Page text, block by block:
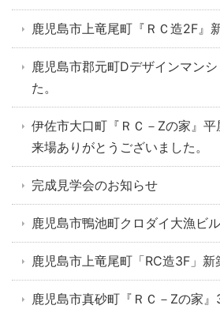
鹿児島市上竜尾町『ＲＣ造2F』
鹿児島市郡元町Dデザインマン
た。
伊佐市大口町『ＲＣ－Zの家』
来場ありがとうございました。
完成見学会のお知らせ
鹿児島市鴨池町クロダイ大漁ビ
鹿児島市上竜尾町「RC造3F」新
鹿児島市真砂町『ＲＣ－Zの家